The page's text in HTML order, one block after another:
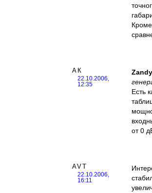
АК
22.10.2006,
12:35
Zandy
Есть
от 0
AVT
22.10.2006,
16:11